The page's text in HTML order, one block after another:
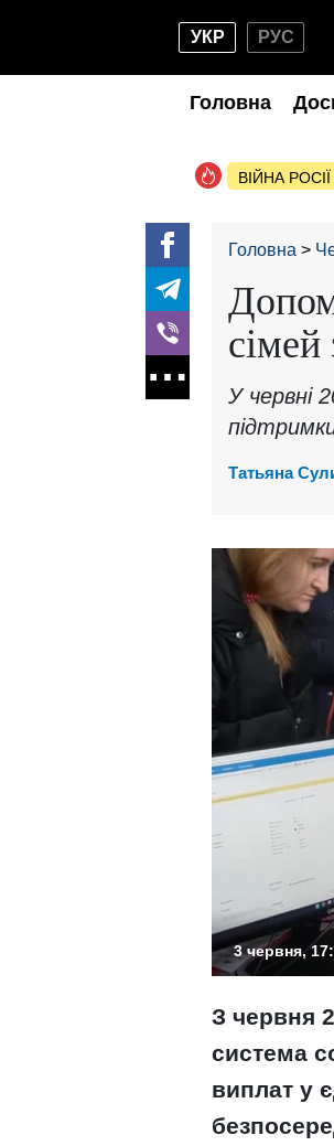
УКР РУС
Головна
ВІЙНА
Головна
У червні
Татьяна
3 червня,
З червня
система
виплат у